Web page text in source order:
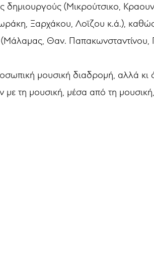
δημιουργούς (Μικρούτσικο,
Ξαρχάκου, Λοϊζου κ.ά.),
(Μάλαμας, Θαν. Παπακωνσταντίνου,
μουσική διαδρομή, αλλά κι
τη μουσική, μέσα από τη